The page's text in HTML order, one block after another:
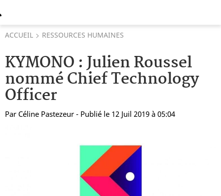
ACCUEIL RESSOURCES HUMAINES
KYMONO : Julien Roussel
nommé Chief Technology
Officer
Par Céline Pastezeur - Publié le 12 Juil 2019 à 05:04